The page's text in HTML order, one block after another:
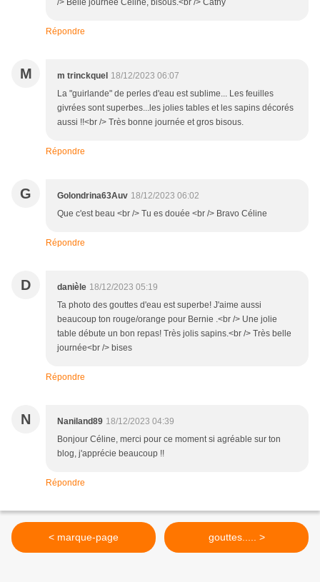
/> Belle journée Céline, bisous.<br /> Cathy
Répondre
M m trinckquel 18/12/2023 06:07
La "guirlande" de perles d'eau est sublime... Les feuilles
givrées sont superbes...les jolies tables et les sapins décorés
aussi !!<br /> Très bonne journée et gros bisous.
Répondre
G Golondrina63Auv 18/12/2023 06:02
Que c'est beau <br /> Tu es douée <br /> Bravo Céline
Répondre
D danièle 18/12/2023 05:19
Ta photo des gouttes d'eau est superbe! J'aime aussi
beaucoup ton rouge/orange pour Bernie .<br /> Une jolie
table débute un bon repas! Très jolis sapins.<br /> Très belle
journée<br /> bises
Répondre
N Naniland89 18/12/2023 04:39
Bonjour Céline, merci pour ce moment si agréable sur ton
blog, j'apprécie beaucoup !!
Répondre
< marque-page gouttes..... >